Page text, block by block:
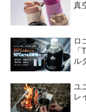
真
ロ
ル
ユ
レ